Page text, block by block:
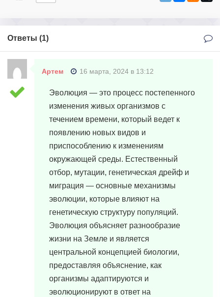
Ответы (1)
Артем 16 марта, 2024 в 13:12
Эволюция — это процесс постепенного
изменения живых организмов с
течением времени, который ведет к
появлению новых видов и
приспособлению к изменениям
окружающей среды. Естественный
отбор, мутации, генетическая дрейф и
миграция — основные механизмы
эволюции, которые влияют на
генетическую структуру популяций.
Эволюция объясняет разнообразие
жизни на Земле и является
центральной концепцией биологии,
предоставляя объяснение, как
организмы адаптируются и
эволюционируют в ответ на